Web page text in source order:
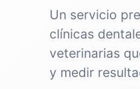
Un servicio
clínicas
veterinarias
y medir